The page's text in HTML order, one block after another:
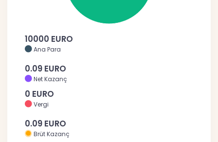
10000 EURO
Ana Para
0.09 EURO
Net Kazanç
0 EURO
Vergi
0.09 EURO
Brüt Kazanç